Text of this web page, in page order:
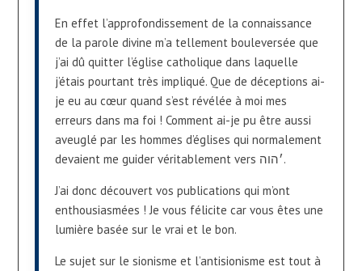
En effet l’approfondissement de la connaissance
de la parole divine m’a tellement bouleversée que
j’ai dû quitter l’église catholique dans laquelle
j’étais pourtant très impliqué. Que de déceptions ai-
je eu au cœur quand s’est révélée à moi mes
erreurs dans ma foi ! Comment ai-je pu être aussi
aveuglé par les hommes d’églises qui normalement
devaient me guider véritablement vers ׳הוה.
J’ai donc découvert vos publications qui m’ont
enthousiasmées ! Je vous félicite car vous êtes une
lumière basée sur le vrai et le bon.
Le sujet sur le sionisme et l’antisionisme est tout à